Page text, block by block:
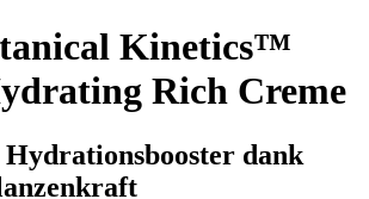
Kinetics™
Rich Creme
dank